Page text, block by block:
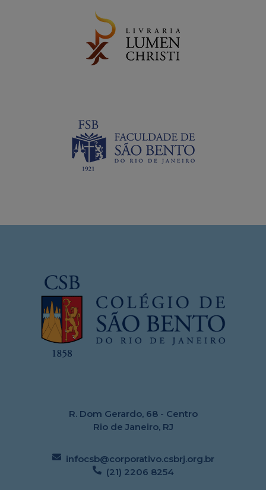
R. Dom Gerardo, 68 - Centro
Rio de Janeiro, RJ
infocsb@corporativo.csbrj.org.br
(21) 2206 8254